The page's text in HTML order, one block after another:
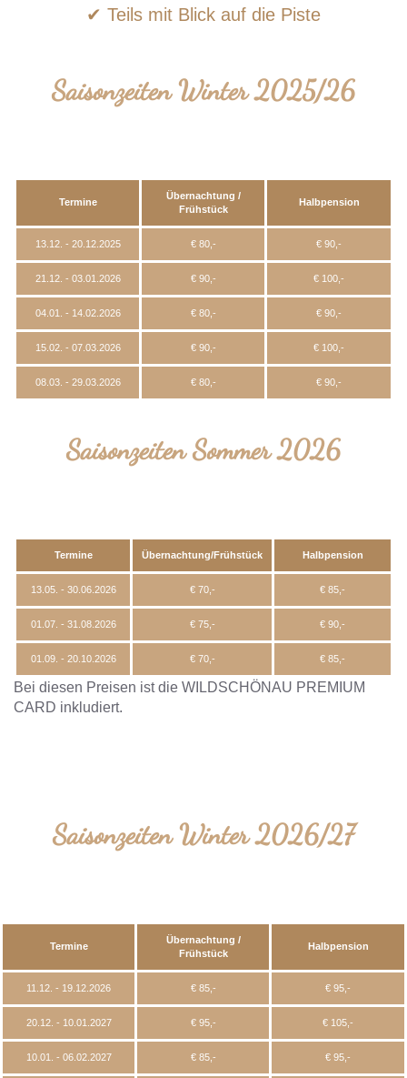
✔ Teils mit Blick auf die Piste
Saisonzeiten Winter 2025/26
Termine
Übernachtung /
Frühstück
Halbpension
13.12. - 20.12.2025 € 80,- € 90,-
21.12. - 03.01.2026 € 90,- € 100,-
04.01. - 14.02.2026 € 80,- € 90,-
15.02. - 07.03.2026 € 90,- € 100,-
08.03. - 29.03.2026 € 80,- € 90,-
Saisonzeiten Sommer 2026
Termine Übernachtung/Frühstück Halbpension
13.05. - 30.06.2026 € 70,- € 85,-
01.07. - 31.08.2026 € 75,- € 90,-
01.09. - 20.10.2026 € 70,- € 85,-
Bei diesen Preisen ist die WILDSCHÖNAU PREMIUM
CARD inkludiert.
Saisonzeiten Winter 2026/27
Termine
Übernachtung /
Frühstück
Halbpension
11.12. - 19.12.2026 € 85,- € 95,-
20.12. - 10.01.2027 € 95,- € 105,-
10.01. - 06.02.2027 € 85,- € 95,-